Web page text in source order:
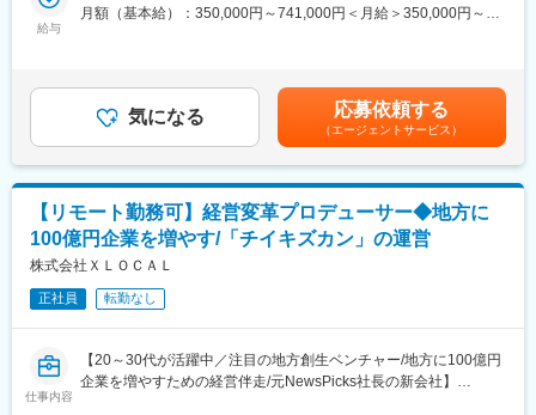
将来的には、地方から本気で成長したいならXLOCALおよび100
■この仕事の醍醐味
◎「日本の経営課題」から逆算した仕事に取り組めます。日本の
成長の鍵である地方をフィールドにした事業に関わることができ
ます。
◎サービスを売ること以上に、経営者と、企業と地域の未来を語
り、より高みを目指すために何をすべきなのかを議論し、企業の
未来を大きく変える瞬間に立ち会えます。
◎地方創生のトップランナーである山中・坂本とフラットに議論
し、事業そのものを創っていく手触り感があります。
の出会いを創出し、経営者の危機感を顕在化させ、プロジェクト
の起点となる『100億シンクタンク』への加入や『チイキズカ
└経営変革プロデューサー（アカウントエグゼクティブ）やカス
タマーサクセス等、クライアントの経営変革支援に必要な社内外
体制の構築を行う。
■業務内容：
◯フィールドセールス
└各地域の商工会議所や金融機関などのキーとなるステークホル
ダーとの連携、様々な企業データベースをもとにしたターゲット
選定、既存クライアントからの紹介、『チイキズカン』クライア
ントのアップセルやクロスセルなど、営業対象の選定手法の検討
給与
月額（基本給）：350,000円～741,000円＜月給＞350,000円～
能性があります。月給(月額)は固定手当を含めた表記です。
気になる 応募依頼する
（エージェントサービス）
【リモート勤務可】経営変革プロデューサー◆地方に
100億円企業を増やす/「チイキズカン」の運営
株式会社ＸＬＯＣＡＬ
正社員 転勤なし
仕事内容
【20～30代が活躍中／注目の地方創生ベンチャー/地方に100億円
企業を増やすための経営伴走/元NewsPicks社長の新会社】